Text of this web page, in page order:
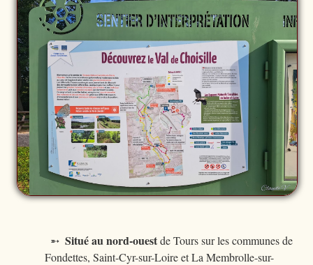
➵ Situé au nord-ouestde Tours sur les communes de
Fondettes, Saint-Cyr-sur-Loire et La Membrolle-sur-